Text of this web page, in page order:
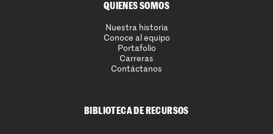
QUIENES SOMOS
Nuestra historia
Conoce al equipo
Portafolio
Carreras
Contáctanos
BIBLIOTECA DE RECURSOS